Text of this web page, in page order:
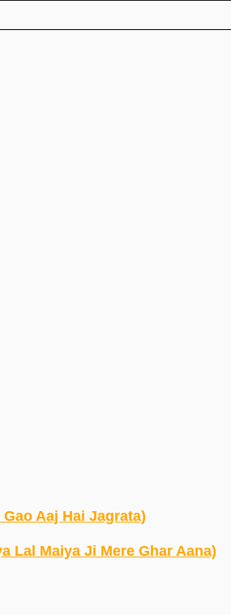
Gao Aaj Hai Jagrata)
Lal Maiya Ji Mere Ghar Aana)